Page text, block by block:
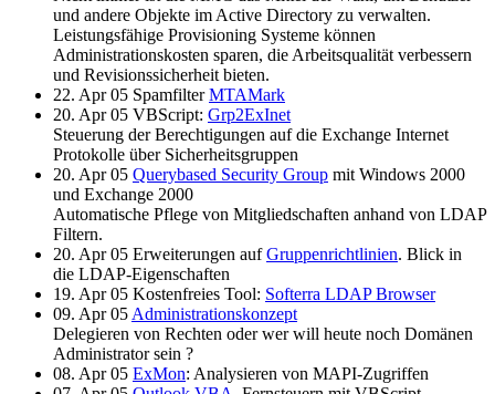
und andere Objekte im Active Directory zu verwalten.
Leistungsfähige Provisioning Systeme können
Administrationskosten sparen, die Arbeitsqualität verbessern
und Revisionssicherheit bieten.
22. Apr 05 SpamfilterMTAMark
20. Apr 05 VBScript: Grp2ExInet
Steuerung der Berechtigungen auf die Exchange Internet
Protokolle über Sicherheitsgruppen
20. Apr 05 Querybased Security Group mit Windows 2000
und Exchange 2000
Automatische Pflege von Mitgliedschaften anhand von LDAP
Filtern.
20. Apr 05 Erweiterungen aufGruppenrichtlinien. Blick in
die LDAP-Eigenschaften
19. Apr 05 Kostenfreies Tool: Softerra LDAP Browser
09. Apr 05 Administrationskonzept
Delegieren von Rechten oder wer will heute noch Domänen
Administrator sein ?
08. Apr 05 ExMon: Analysieren von MAPI-Zugriffen